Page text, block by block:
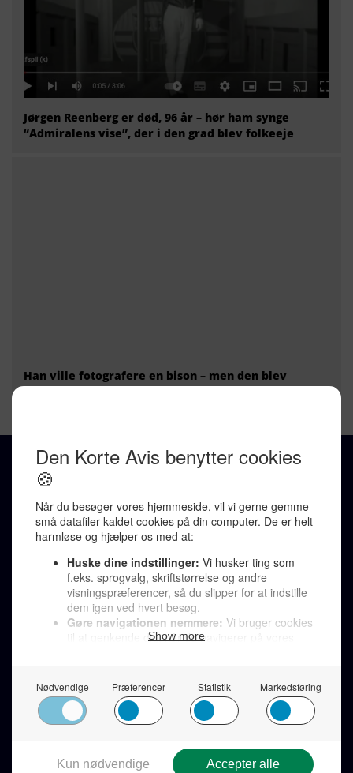
Jørgen Reenberg er død, 96 år – hør ham synge
“Admiralens vise”, der i den grad blev folkeeje
Han ville fotografere en bison – men den blev
rasende, og så endte det helt galt
REDAKTION
Ralf Pittelkow (ansvarshavende)
Karen Jespersen
Von Ostensgade 22, 2791 Dragør
Tidligere aviser >
FÅ AVISEN PÅ DIN MAIL